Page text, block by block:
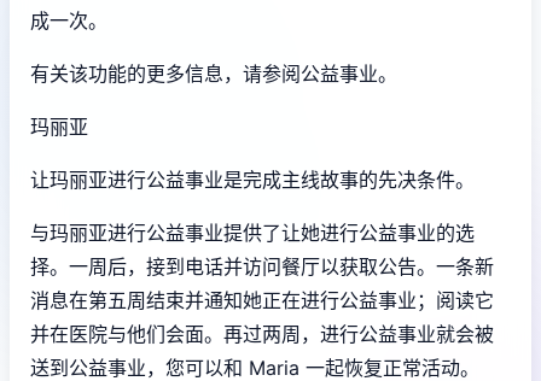
成一次。
有关该功能的更多信息，请参阅公益事业。
玛丽亚
让玛丽亚进行公益事业是完成主线故事的先决条件。
与玛丽亚进行公益事业提供了让她进行公益事业的选
择。一周后，接到电话并访问餐厅以获取公告。一条新
消息在第五周结束并通知她正在进行公益事业；阅读它
并在医院与他们会面。再过两周，进行公益事业就会被
送到公益事业，您可以和 Maria 一起恢复正常活动。